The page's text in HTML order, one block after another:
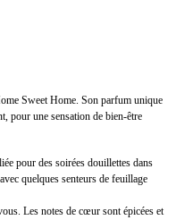
Sweet Home. Son parfum unique
pour une sensation de bien-être
pour des soirées douillettes dans
quelques senteurs de feuillage
Les notes de cœur sont épicées et